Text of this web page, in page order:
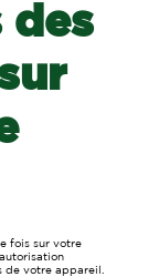
des
fois sur votre
de votre appareil.